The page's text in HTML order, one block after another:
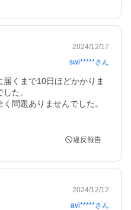
2024/12/17
swi*****さん
くまで10日ほどかかりま
た。
問題ありませんでした。
違反報告
2024/12/12
avi*****さん